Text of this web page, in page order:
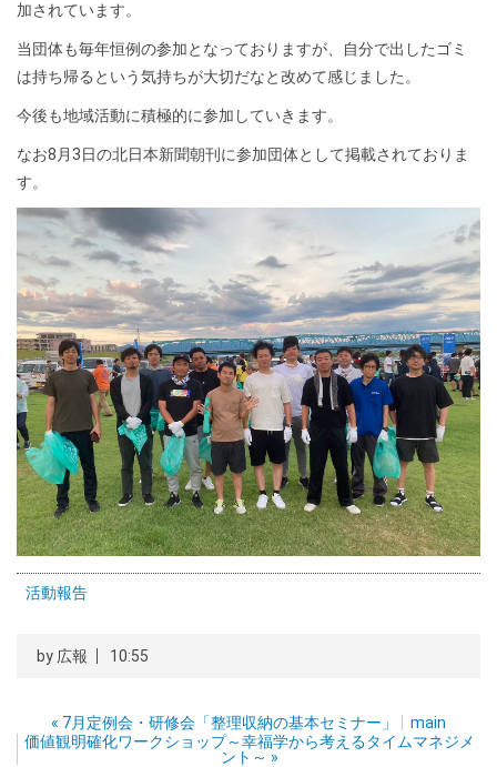
加されています。
当団体も毎年恒例の参加となっておりますが、自分で出したゴミ
は持ち帰るという気持ちが大切だなと改めて感じました。
今後も地域活動に積極的に参加していきます。
なお8月3日の北日本新聞朝刊に参加団体として掲載されておりま
す。
活動報告
by 広報 10:55
« 7月定例会・研修会「整理収納の基本セミナー」
main
価値観明確化ワークショップ～幸福学から考えるタイムマネジメ
ント～ »